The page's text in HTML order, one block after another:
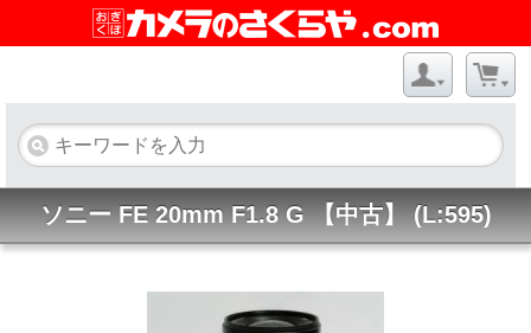
ソニー FE 20mm F1.8 G 【中古】 (L:595)